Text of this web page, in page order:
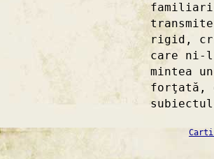
rigid,
care ni-
mintea
forţată,
Carti